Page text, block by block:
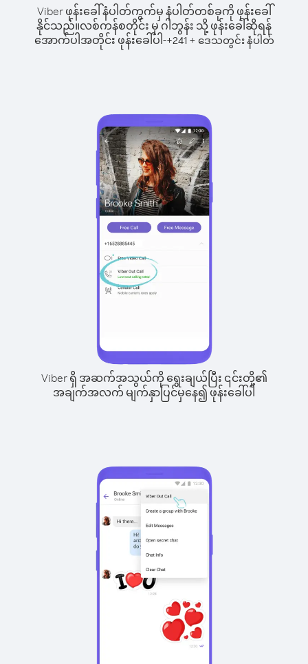
Viber ဖုန်းခေါ်နံပါတ်ကွက်မှ နံပါတ်တစ်ခုကို ဖုန်းခေါ်
နိုင်သည်။လစ်ကန်စတိုင်း မှ ဂါဘွန်း သို့ ဖုန်းခေါ်ဆိုရန်
အောက်ပါအတိုင်း ဖုန်းခေါ်ပါ-+241+ ဒေသတွင်း နံပါတ်
Viber ရှိ အဆက်အသွယ်ကို ရွေးချယ်ပြီး ၎င်းတို့၏
အချက်အလက် မျက်နှာပြင်မှနေ၍ ဖုန်းခေါ်ပါ